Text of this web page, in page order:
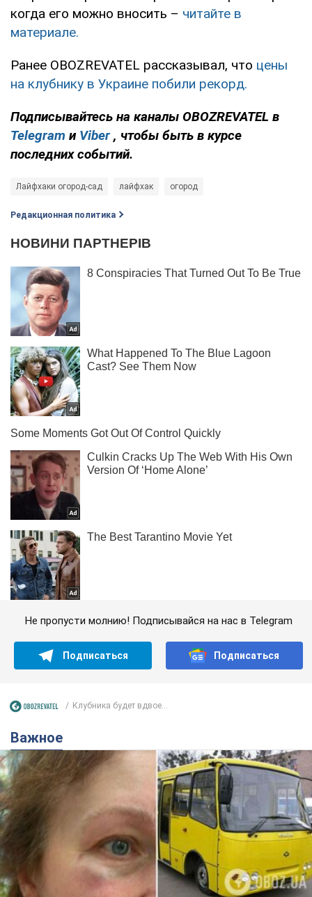
когда его можно вносить – читайте в
материале.
Ранее OBOZREVATEL рассказывал, что цены
на клубнику в Украине побили рекорд.
Подписывайтесь на каналы OBOZREVATEL в
Telegram и Viber , чтобы быть в курсе
последних событий.
Лайфхаки огород-сад лайфхак огород
Редакционная политика
Не пропусти молнию! Подписывайся на нас в Telegram
Подписаться Подписаться
Клубника будет вдвое...
Важное